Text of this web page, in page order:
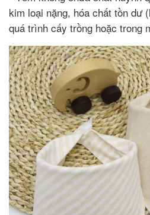
kim loại nặng, hóa chất tồn dư
quá trình cấy trồng hoặc trong